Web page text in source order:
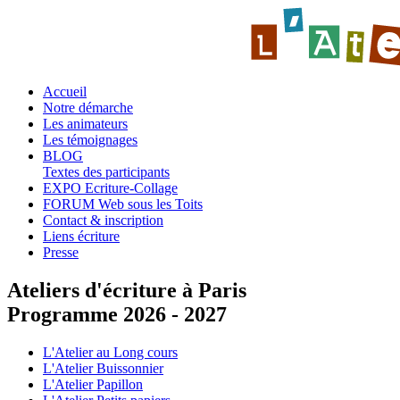
Accueil
Notre démarche
Les animateurs
Les témoignages
BLOG
Textes des participants
EXPO Ecriture-Collage
FORUM Web sous les Toits
Contact & inscription
Liens écriture
Presse
Ateliers d'écriture à Paris
Programme 2026 - 2027
L'Atelier au Long cours
L'Atelier Buissonnier
L'Atelier Papillon